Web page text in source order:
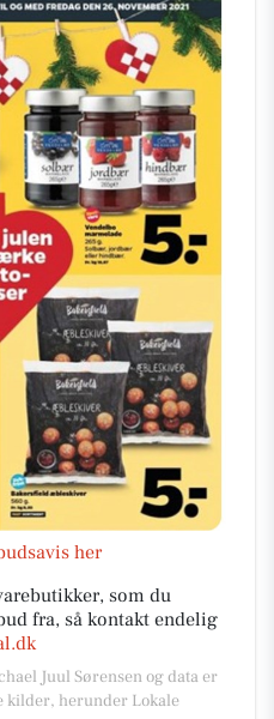
her
som du
fra, så kontakt endelig
Juul Sørensen og data er
kilder, herunder Lokale